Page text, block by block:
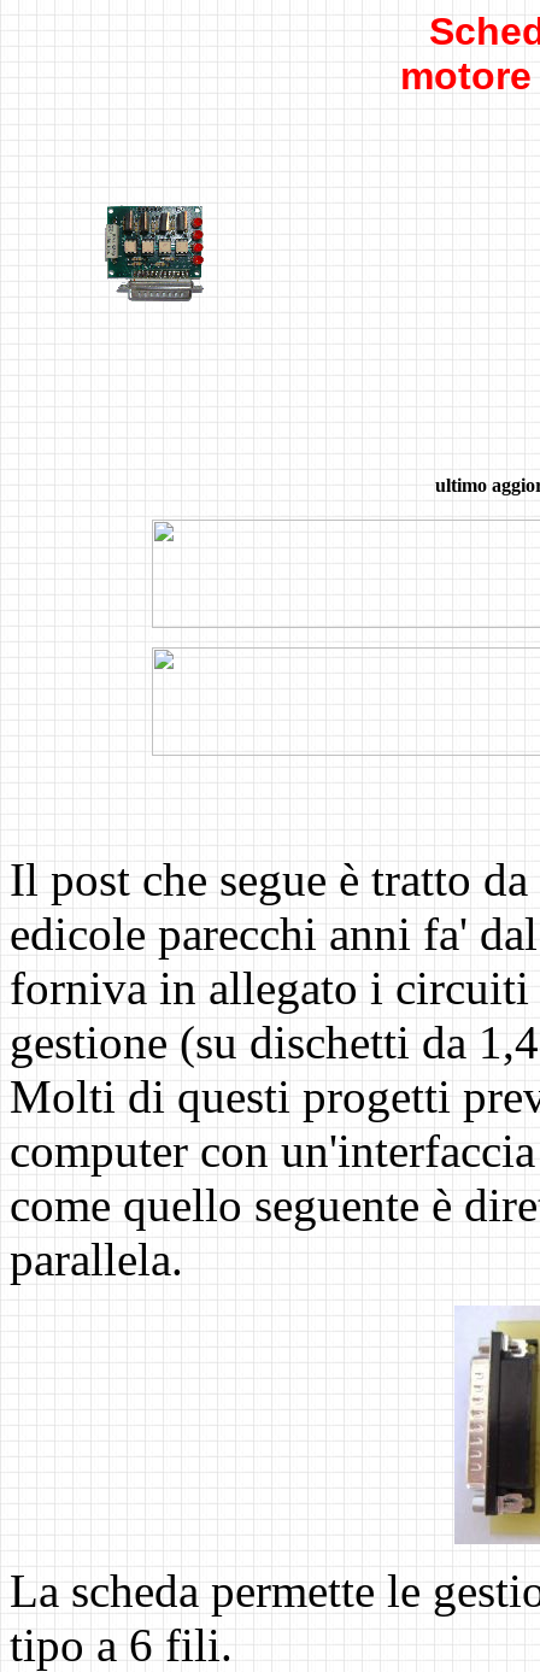
ultimo
Il post che segue è tratto
edicole parecchi anni fa'
forniva in allegato i
gestione (su dischetti da
Molti di questi progetti
computer con
come quello seguente è
parallela.
La scheda permette le
tipo a 6 fili.